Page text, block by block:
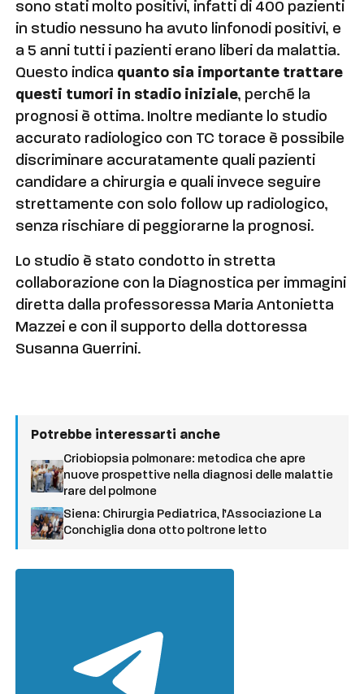
sono stati molto positivi, infatti di 400 pazienti
in studio nessuno ha avuto linfonodi positivi, e
a 5 anni tutti i pazienti erano liberi da malattia.
Questo indica quanto sia importante trattare
questi tumori in stadio iniziale, perché la
prognosi è ottima. Inoltre mediante lo studio
accurato radiologico con TC torace è possibile
discriminare accuratamente quali pazienti
candidare a chirurgia e quali invece seguire
strettamente con solo follow up radiologico,
senza rischiare di peggiorarne la prognosi.
Lo studio è stato condotto in stretta
collaborazione con la Diagnostica per immagini
diretta dalla professoressa Maria Antonietta
Mazzei e con il supporto della dottoressa
Susanna Guerrini.
Potrebbe interessarti anche
Criobiopsia polmonare: metodica che apre
nuove prospettive nella diagnosi delle malattie
rare del polmone
Siena: Chirurgia Pediatrica, l’Associazione La
Conchiglia dona otto poltrone letto